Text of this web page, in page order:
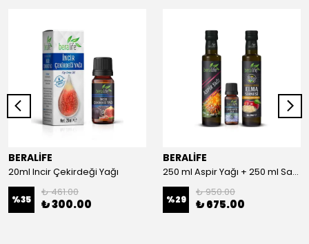
BERALİFE
20ml Incir Çekirdeği Yağı
%35
₺ 461.00
₺ 300.00
BERALİFE
250 ml Aspir Yağı + 250 ml Sandaloz Sakızlı Elma Sirkesi + 20 ml Çörek Otu Yağı
%29
₺ 950.00
₺ 675.00